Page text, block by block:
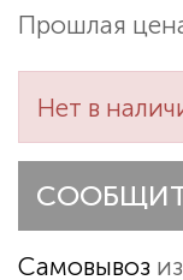
Прошлая
Нет в
Самовывоз